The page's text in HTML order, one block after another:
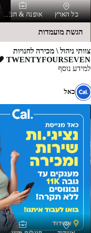
כל הארץ אופנה & חנויות
הגשת מועמדות
צוותי ניהול \ מכירה לחנויות
TWENTYFOURSEVEN 🖤😍🖤
למידע נוסף
כאל